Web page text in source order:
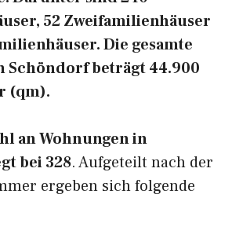
52 Zweifamilienhäuser
Die gesamte
Schöndorf beträgt 44.900
(qm).
an Wohnungen in
bei 328. Aufgeteilt nach der
ergeben sich folgende